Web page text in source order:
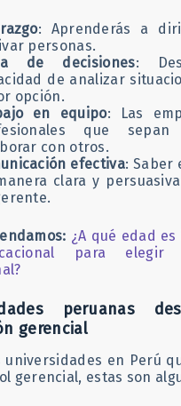
: Aprenderás a
personas.
de decisiones:
de analizar
opción.
en equipo: Las
que
con otros.
efectiva: Saber
clara y
¿A qué edad
para elegir
peruanas
gerencial
universidades en Perú
gerencial, estas son